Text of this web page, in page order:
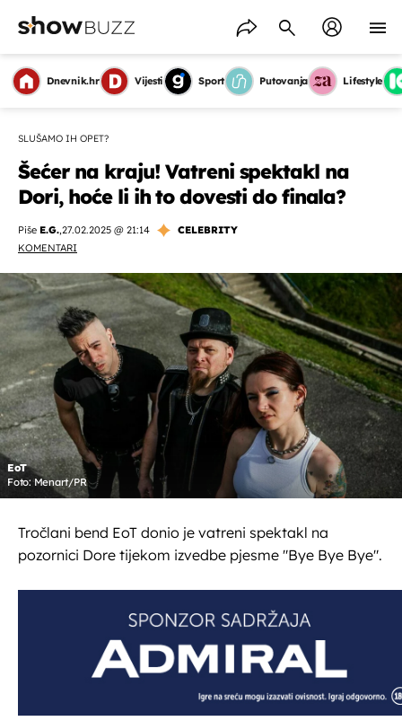
Dnevnik.hr Vijesti Sport Putovanja Lifestyle
SLUŠAMO IH OPET?
Šećer na kraju! Vatreni spektakl na
Dori, hoće li ih to dovesti do finala?
Piše E.G.,27.02.2025 @ 21:14
CELEBRITY
KOMENTARI
EoT
Foto: Menart/PR
Tročlani bend EoT donio je vatreni spektakl na
pozornici Dore tijekom izvedbe pjesme "Bye Bye Bye".
OMOGUĆI OBAVIJESTI